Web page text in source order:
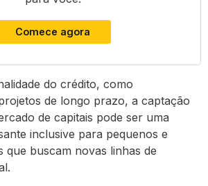
Comece agora
do crédito, como
de longo prazo, a captação
de capitais pode ser uma
inclusive para pequenos e
que buscam novas linhas de